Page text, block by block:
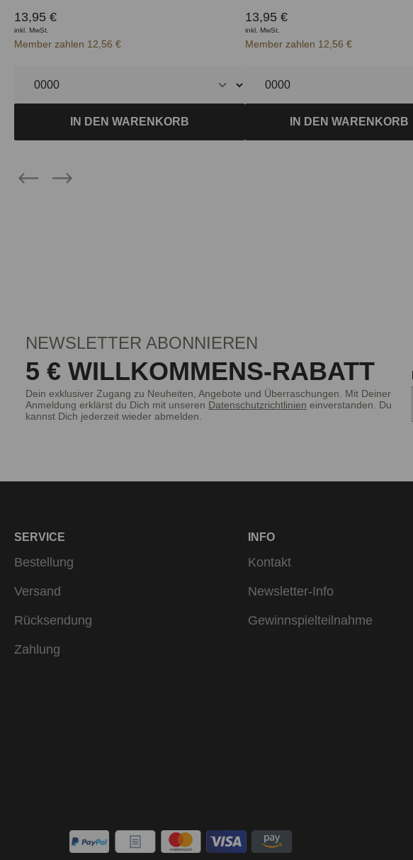
13,95 €
inkl. MwSt.
Member zahlen 12,56 €
IN DEN WARENKORB
13,95 €
inkl. MwSt.
Member zahlen 12,56 €
IN DEN WARENKORB
NEWSLETTER ABONNIEREN
5 € WILLKOMMENS-RABATT
Dein exklusiver Zugang zu Neuheiten, Angebote und Überraschungen. Mit Deiner
Anmeldung erklärst du Dich mit unseren Datenschutzrichtlinien einverstanden. Du
kannst Dich jederzeit wieder abmelden.
SERVICE
Bestellung
Versand
Rücksendung
Zahlung
INFO
Kontakt
Newsletter-Info
Gewinnspielteilnahme